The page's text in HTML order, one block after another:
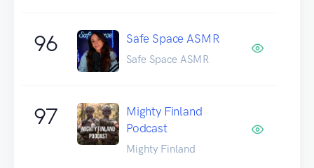
96 Safe Space ASMR
Safe Space ASMR
97
Mighty Finland
Podcast
Mighty Finland